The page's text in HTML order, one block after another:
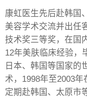
康虹医生先后赴韩国
美容学术交流并出任
技术奖三等奖，在国
12年美肤临床经验，
日本、韩国等国家的
术，1998年至2003
定期赴韩国、太原市